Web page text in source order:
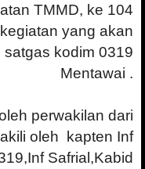
TMMD, ke 104
yang akan
kodim 0319
Mentawai .
perwakilan dari
oleh kapten Inf
Safrial,Kabid